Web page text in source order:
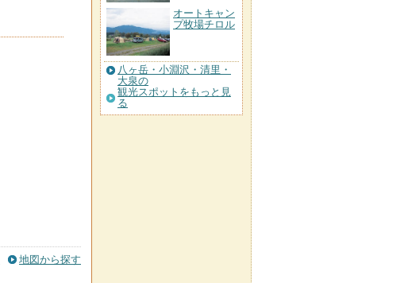
地図から探す
オートキャン
プ牧場チロル
八ヶ岳・小淵沢・清里・
大泉の
観光スポットをもっと見
る